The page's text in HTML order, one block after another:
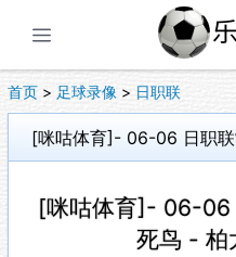
首页 > 足球录像 > 日职联
[咪咕体育]- 06-06
死鸟 - 柏